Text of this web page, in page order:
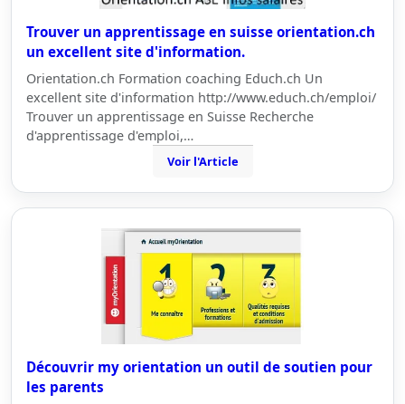
Trouver un apprentissage en suisse orientation.ch
un excellent site d'information.
Orientation.ch Formation coaching Educh.ch Un
excellent site d'information http://www.educh.ch/emploi/
Trouver un apprentissage en Suisse Recherche
d'apprentissage d'emploi,…
Voir l'Article
Découvrir my orientation un outil de soutien pour
les parents